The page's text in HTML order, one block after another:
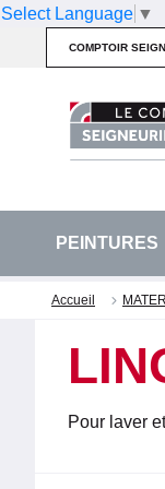
Select Language ▼
COMPTOIR
PEINTURES
Accueil
Pour laver